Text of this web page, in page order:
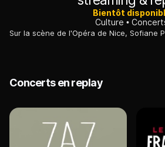
Bientôt
Culture
Concerts en replay